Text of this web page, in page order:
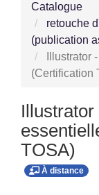
Catalogue
retouche
(publication
Illustrator
(Certification
TOSA)
À distance